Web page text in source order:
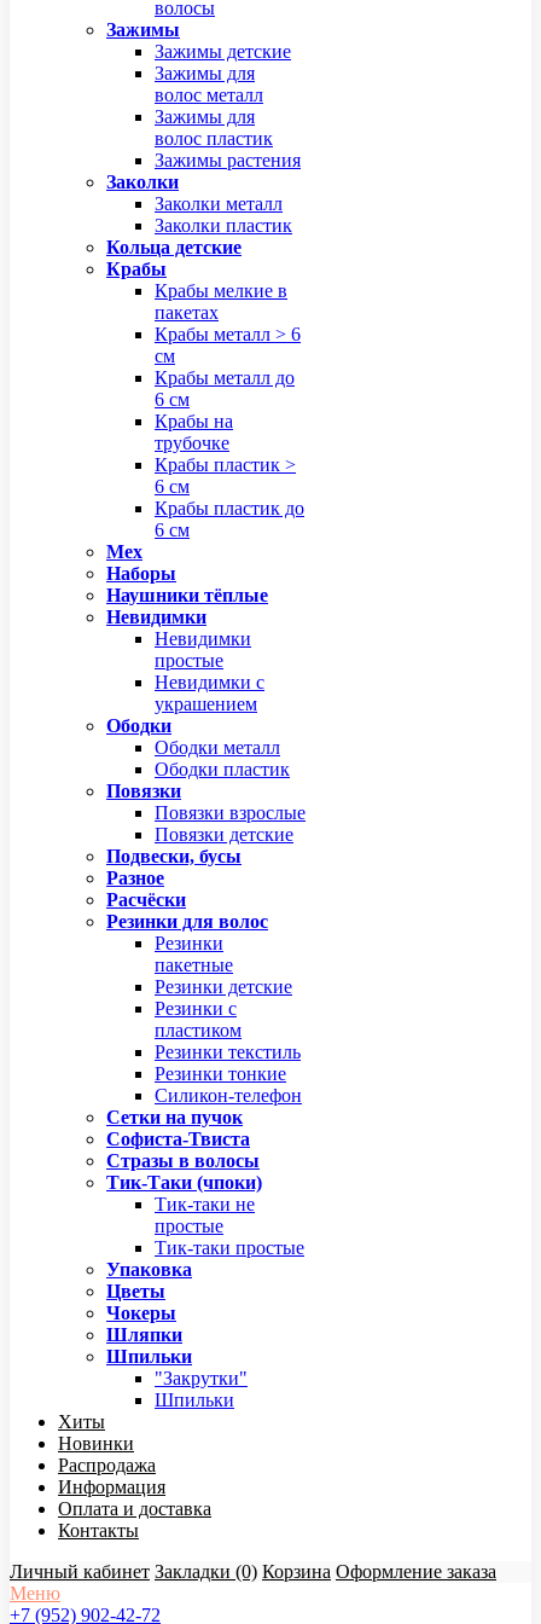
волосы
Зажимы
Зажимы детские
Зажимы для
волос металл
Зажимы для
волос пластик
Зажимы растения
Заколки
Заколки металл
Заколки пластик
Кольца детские
Крабы
Крабы мелкие в
пакетах
Крабы металл > 6
см
Крабы металл до
6 см
Крабы на
трубочке
Крабы пластик >
6 см
Крабы пластик до
6 см
Мех
Наборы
Наушники тёплые
Невидимки
Невидимки
простые
Невидимки с
украшением
Ободки
Ободки металл
Ободки пластик
Повязки
Повязки взрослые
Повязки детские
Подвески, бусы
Разное
Расчёски
Резинки для волос
Резинки
пакетные
Резинки детские
Резинки с
пластиком
Резинки текстиль
Резинки тонкие
Силикон-телефон
Сетки на пучок
Софиста-Твиста
Стразы в волосы
Тик-Таки (чпоки)
Тик-таки не
простые
Тик-таки простые
Упаковка
Цветы
Чокеры
Шляпки
Шпильки
"Закрутки"
Шпильки
Хиты
Новинки
Распродажа
Информация
Оплата и доставка
Контакты
Личный кабинет Закладки (0) Корзина Оформление заказа
Меню
+7 (952) 902-42-72